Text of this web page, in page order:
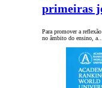
primeiras
Para promover a
no âmbito do ensino,